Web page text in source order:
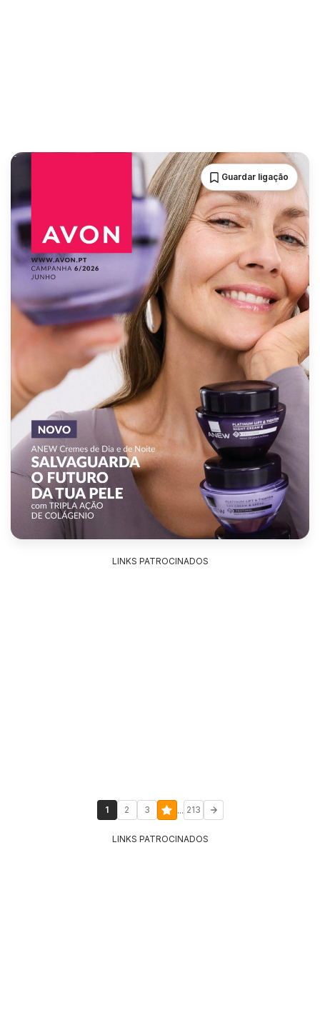
Guardar ligação
LINKS PATROCINADOS
1 2 3 ... 213
LINKS PATROCINADOS